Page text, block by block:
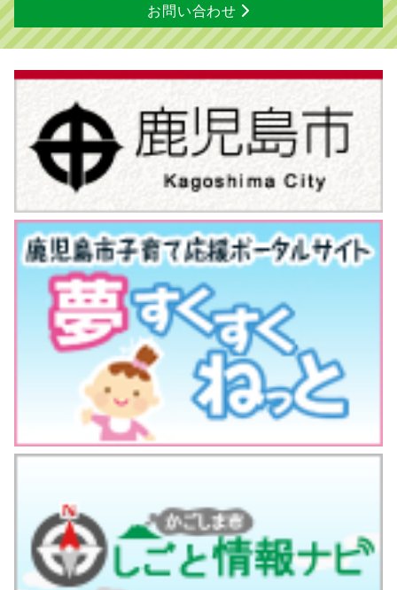
お問い合わせ